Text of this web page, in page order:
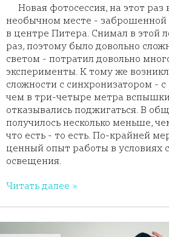
Новая фотосессия, на этот раз
необычном месте - заброшенной
в центре Питера. Снимал в этой
раз, поэтому было довольно
светом - потратил довольно
эксперименты. К тому же
сложности с синхронизатором - с
чем в три-четыре метра
отказывались поджигаться. В
получилось несколько меньше,
что есть - то есть. По-крайней
ценный опыт работы в условиях
освещения.
Читать далее »